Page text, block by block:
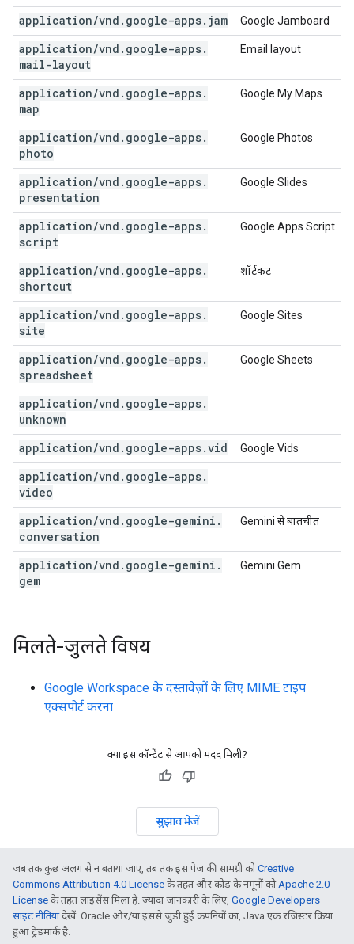
application/vnd . google-apps. jam Google Jamboard
application/vnd . google-apps.
mail-layout
Email layout
application/vnd . google-apps.
map
Google My Maps
application/vnd . google-apps.
photo
Google Photos
application/vnd . google-apps.
presentation
Google Slides
application/vnd . google-apps.
script
Google Apps Script
application/vnd . google-apps.
shortcut
शॉर्टकट
application/vnd . google-apps.
site
Google Sites
application/vnd . google-apps.
spreadsheet
Google Sheets
application/vnd . google-apps.
unknown
application/vnd . google-apps.vid Google Vids
application/vnd . google-apps.
video
application/vnd . google-gemini .
conversation
Gemini से बातचीत
application/vnd . google-gemini .
gem
Gemini Gem
मिलते-जुलते विषय
Google Workspace के दस्तावेज़ों के लिए MIME टाइप
एक्सपोर्ट करना
क्या इस कॉन्टेंट से आपको मदद मिली?
सुझाव भेजें
जब तक कुछ अलग से न बताया जाए, तब तक इस पेज की सामग्री कोCreative
Commons Attribution 4.0 License के तहत और कोड के नमूनों कोApache 2.0
License के तहत लाइसेंस मिला है. ज़्यादा जानकारी के लिए, Google Developers
साइट नीतियांदेखें. Oracle और/या इससे जुड़ी हुई कंपनियों का, Java एक रजिस्टर किया
हुआ ट्रेडमार्क है.